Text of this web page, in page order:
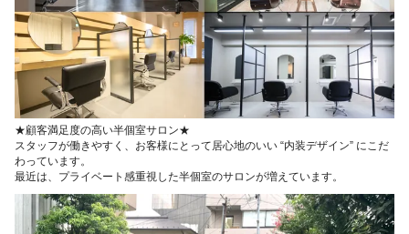
★顧客満足度の高い半個室サロン★
スタッフが働きやすく、お客様にとって居心地のいい “内装デザイン” にこだ
わっています。
最近は、プライベート感重視した半個室のサロンが増えています。